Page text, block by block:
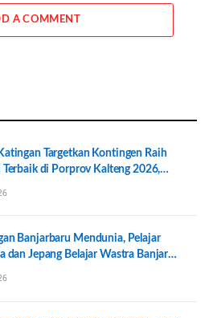
A COMMENT
Targetkan Kontingen Raih
Terbaik di Porprov Kalteng 2026,
Banjarbaru Mendunia, Pelajar
dan Jepang Belajar Wastra Banjar